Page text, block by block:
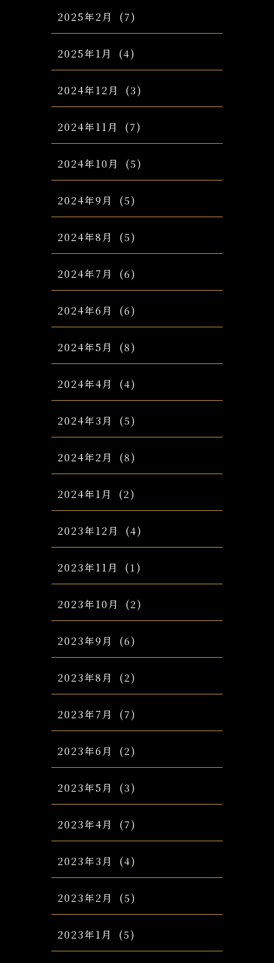
2025年2月 (7)
2025年1月 (4)
2024年12月 (3)
2024年11月 (7)
2024年10月 (5)
2024年9月 (5)
2024年8月 (5)
2024年7月 (6)
2024年6月 (6)
2024年5月 (8)
2024年4月 (4)
2024年3月 (5)
2024年2月 (8)
2024年1月 (2)
2023年12月 (4)
2023年11月 (1)
2023年10月 (2)
2023年9月 (6)
2023年8月 (2)
2023年7月 (7)
2023年6月 (2)
2023年5月 (3)
2023年4月 (7)
2023年3月 (4)
2023年2月 (5)
2023年1月 (5)